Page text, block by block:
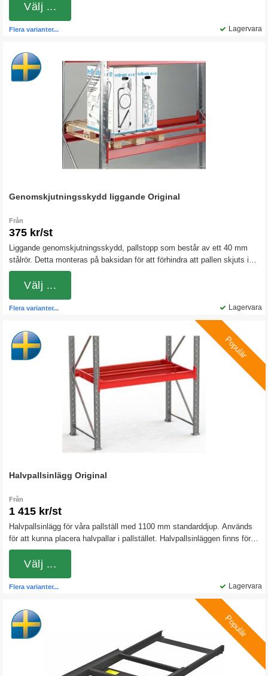
Lagervara
Flera varianter...
Välj ...
Genomskjutningsskydd liggande Original
Från
375 kr/st
Liggande genomskjutningsskydd, pallstopp som består av ett 40 mm
stålrör. Detta monteras på baksidan för att förhindra att pallen skjuts in
för långt och sedan rasar ner i pallstället. Välj längd beroende på hur
långa bärbalkar du har. Genomskjutningsskyddet monteras med hjälp av
hållare (dessa ingår) som skruvas i gavlarna.
Lagervara
Flera varianter...
Välj ...
Populär
Halvpallsinlägg Original
Från
1 415 kr/st
Halvpallsinlägg för våra pallställ med 1100 mm standarddjup. Används
för att kunna placera halvpallar i pallstället. Halvpallsinläggen finns för
balklängder med plats för 1-3 st pallar i bredd.
Lagervara
Flera varianter...
Välj ...
Populär